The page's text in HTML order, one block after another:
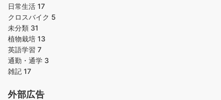
日常生活 17
クロスバイク 5
未分類 31
植物栽培 13
英語学習 7
通勤・通学 3
雑記 17
外部広告